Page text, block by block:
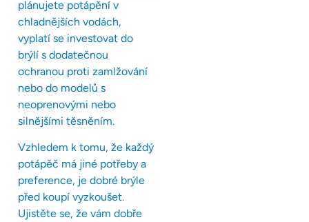
plánujete potápění v
chladnějších vodách,
vyplatí se investovat do
brýlí s dodatečnou
ochranou proti zamlžování
nebo do modelů s
neoprenovými nebo
silnějšími těsněním.
Vzhledem k tomu, že každý
potápěč má jiné potřeby a
preference, je dobré brýle
před koupí vyzkoušet.
Ujistěte se, že vám dobře